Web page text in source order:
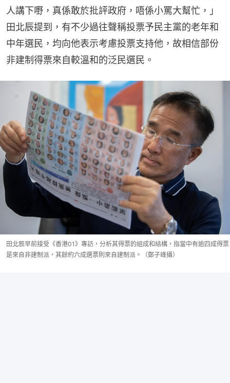
人講下嘢，真係敢於批評政府，唔係小罵大幫忙，」
田北辰提到，有不少過往聲稱投票予民主黨的老年和
中年選民，均向他表示考慮投票支持他，故相信部份
非建制得票來自較溫和的泛民選民。
田北辰早前接受《香港01》專訪，分析其得票的組成和結構，指當中有逾四成得票
是來自非建制派，其餘約六成選票則來自建制派。（鄭子峰攝）